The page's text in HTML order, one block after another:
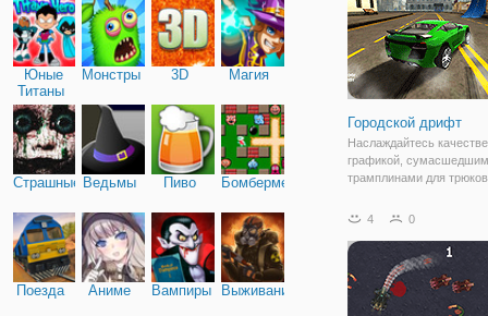
Юные
Титаны
Монстры 3D Магия
Страшные Ведьмы Пиво Бомбермен
Поезда Аниме Вампиры Выживание
Городской дрифт
Наслаждайтесь
графикой,
трамплинами для
онлайн игре "Городской
будет спортивная
которой вам предстоит
4 0